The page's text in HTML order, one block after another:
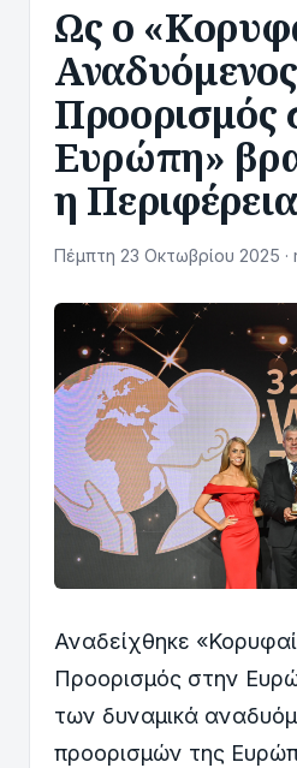
Ως ο
Αναδυόμενος
Προορισμός
Ευρώπη»
η
Πέμπτη 23 Οκτωβρίου 2025 ·
Αναδείχθηκε
Προορισμός στην
των δυναμικά
προορισμών της